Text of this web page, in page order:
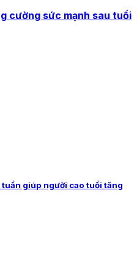
cường sức mạnh sau tuổi
giúp người cao tuổi tăng